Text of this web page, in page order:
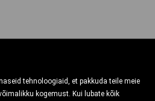
tehnoloogiaid, et pakkuda teile meie
kogemust. Kui lubate kõik